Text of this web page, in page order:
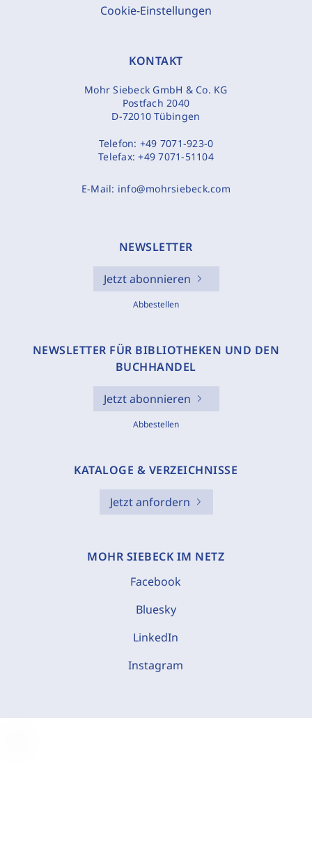
Cookie-Einstellungen
KONTAKT
Mohr Siebeck GmbH & Co. KG
Postfach 2040
D-72010 Tübingen
Telefon: +49 7071-923-0
Telefax:+49 7071-51104
E-Mail: info@mohrsiebeck.com
NEWSLETTER
Jetzt abonnieren
Abbestellen
NEWSLETTER FÜR BIBLIOTHEKEN UND DEN
BUCHHANDEL
Jetzt abonnieren
Abbestellen
KATALOGE & VERZEICHNISSE
Jetzt anfordern
MOHR SIEBECK IM NETZ
Facebook
Bluesky
LinkedIn
Instagram